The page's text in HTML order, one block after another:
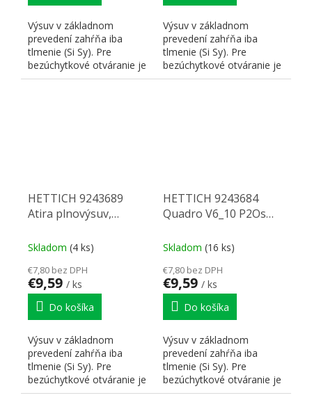
Výsuv v základnom
prevedení zahŕňa iba
tlmenie (Si Sy). Pre
bezúchytkové otváranie je
nutné doplniť
Výsuv v základnom
prevedení zahŕňa iba
tlmenie (Si Sy). Pre
bezúchytkové otváranie je
nutné doplniť
HETTICH 9243689
Atira plnovýsuv,
260mm/30kg, bok
Skladom (4 ks)
€7,80 bez DPH
€9,59 / ks
Do košíka
Výsuv v základnom
prevedení zahŕňa iba
tlmenie (Si Sy). Pre
bezúchytkové otváranie je
nutné doplniť
HETTICH 9243684
Quadro V6_10 P2Os
Skladom (16 ks)
€7,80 bez DPH
€9,59 / ks
Do košíka
Výsuv v základnom
prevedení zahŕňa iba
tlmenie (Si Sy). Pre
bezúchytkové otváranie je
nutné doplniť